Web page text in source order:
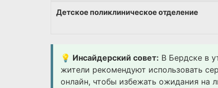
Детское поликлиническое отделение
💡 Инсайдерский совет: В Бердске в
жители рекомендуют использовать
онлайн, чтобы избежать ожидания на